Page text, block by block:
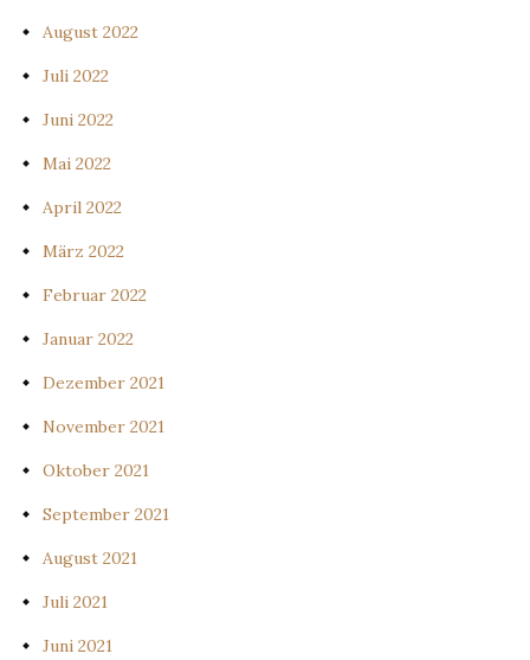
August 2022
Juli 2022
Juni 2022
Mai 2022
April 2022
März 2022
Februar 2022
Januar 2022
Dezember 2021
November 2021
Oktober 2021
September 2021
August 2021
Juli 2021
Juni 2021